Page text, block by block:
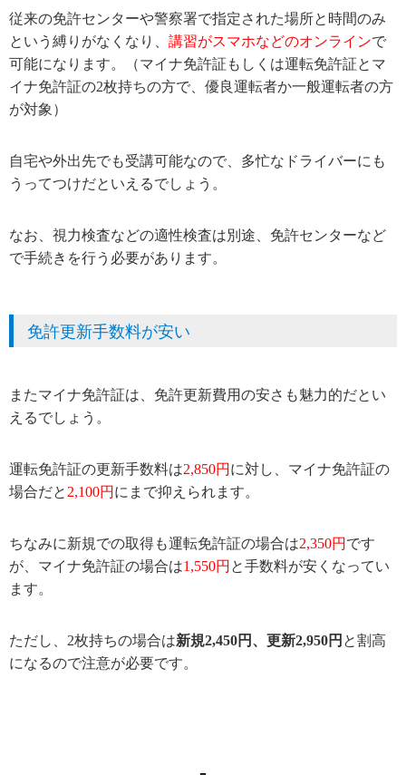
従来の免許センターや警察署で指定された場所と時間のみ
という縛りがなくなり、 講習がスマホなどのオンラインで
可能になります。（マイナ免許証もしくは運転免許証とマ
イナ免許証の2枚持ちの方で、優良運転者か一般運転者の方
が対象）
自宅や外出先でも受講可能なので、多忙なドライバーにも
うってつけだといえるでしょう。
なお、視力検査などの適性検査は別途、免許センターなど
で手続きを行う必要があります。
免許更新手数料が安い
またマイナ免許証は、免許更新費用の安さも魅力的だとい
えるでしょう。
運転免許証の更新手数料は2,850円 に対し、マイナ免許証の
場合だと 2,100円 にまで抑えられます。
ちなみに新規での取得も運転免許証の場合は2,350円 です
が、マイナ免許証の場合は1,550円 と手数料が安くなってい
ます。
ただし、2枚持ちの場合は新規2,450円、更新2,950円 と割高
になるので注意が必要です。